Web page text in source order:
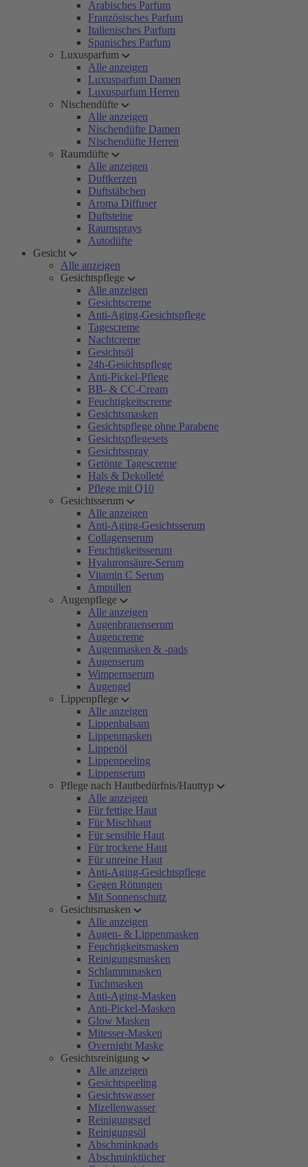
Arabisches Parfum
Französisches Parfum
Italienisches Parfum
Spanisches Parfum
Luxusparfum
Alle anzeigen
Luxusparfum Damen
Luxusparfum Herren
Nischendüfte
Alle anzeigen
Nischendüfte Damen
Nischendüfte Herren
Raumdüfte
Alle anzeigen
Duftkerzen
Duftstäbchen
Aroma Diffuser
Duftsteine
Raumsprays
Autodüfte
Gesicht
Alle anzeigen
Gesichtspflege
Alle anzeigen
Gesichtscreme
Anti-Aging-Gesichtspflege
Tagescreme
Nachtcreme
Gesichtsöl
24h-Gesichtspflege
Anti-Pickel-Pflege
BB- & CC-Cream
Feuchtigkeitscreme
Gesichtsmasken
Gesichtspflege ohne Parabene
Gesichtspflegesets
Gesichtsspray
Getönte Tagescreme
Hals & Dekolleté
Pflege mit Q10
Gesichtsserum
Alle anzeigen
Anti-Aging-Gesichtsserum
Collagenserum
Feuchtigkeitsserum
Hyaluronsäure-Serum
Vitamin C Serum
Ampullen
Augenpflege
Alle anzeigen
Augenbrauenserum
Augencreme
Augenmasken & -pads
Augenserum
Wimpernserum
Augengel
Lippenpflege
Alle anzeigen
Lippenbalsam
Lippenmasken
Lippenöl
Lippenpeeling
Lippenserum
Pflege nach Hautbedürfnis/Hauttyp
Alle anzeigen
Für fettige Haut
Für Mischhaut
Für sensible Haut
Für trockene Haut
Für unreine Haut
Anti-Aging-Gesichtspflege
Gegen Rötungen
Mit Sonnenschutz
Gesichtsmasken
Alle anzeigen
Augen- & Lippenmasken
Feuchtigkeitsmasken
Reinigungsmasken
Schlammmasken
Tuchmasken
Anti-Aging-Masken
Anti-Pickel-Masken
Glow Masken
Mitesser-Masken
Overnight Maske
Gesichtsreinigung
Alle anzeigen
Gesichtspeeling
Gesichtswasser
Mizellenwasser
Reinigungsgel
Reinigungsöl
Abschminkpads
Abschminktücher